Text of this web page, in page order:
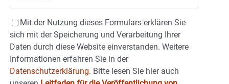
Mit der Nutzung dieses Formulars erklären Sie
sich mit der Speicherung und Verarbeitung Ihrer
Daten durch diese Website einverstanden. Weitere
Informationen erfahren Sie in der
Datenschutzerklärung. Bitte lesen Sie hier auch